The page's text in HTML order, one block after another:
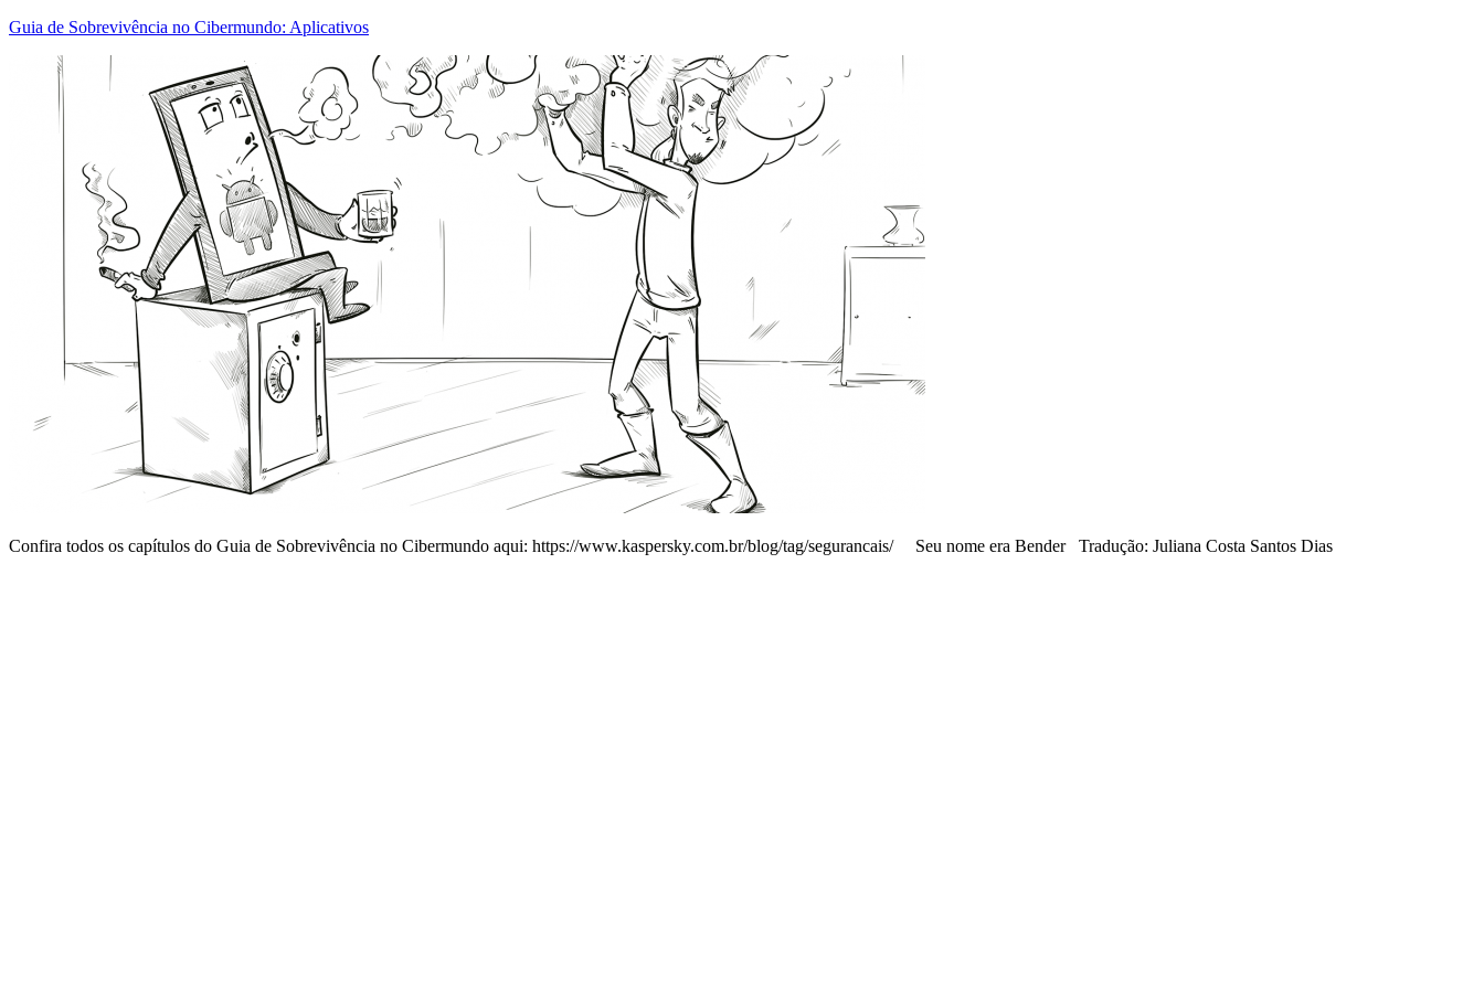
Guia de Sobrevivência no Cibermundo: Aplicativos
Confira todos os capítulos do Guia de Sobrevivência no Cibermundo aqui: https://www.kaspersky.com.br/blog/tag/segurancais/ Seu nome era Bender Tradução: Juliana Costa Santos Dias